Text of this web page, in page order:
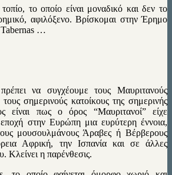
το οποίο είναι μοναδικό και δεν το
αφιλόξενο. Βρίσκομαι στην Έρημο
Tabernas …
να συγχέουμε τους Μαυριτανούς
σημερινούς κατοίκους της σημερινής
είναι πως ο όρος “Μαυριτανοί” είχε
στην Ευρώπη μια ευρύτερη έννοια,
μουσουλμάνους Άραβες ή Βέρβερους
Αφρική, την Ισπανία και σε άλλες
Κλείνει η παρένθεσις.